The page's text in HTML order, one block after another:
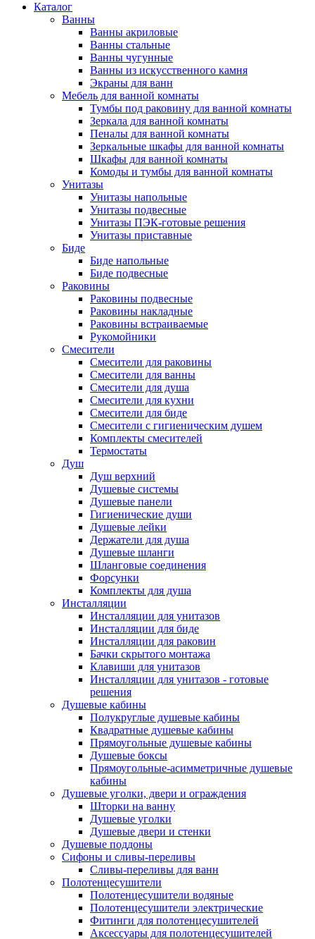
Каталог
Ванны
Ванны акриловые
Ванны стальные
Ванны чугунные
Ванны из искусственного камня
Экраны для ванн
Мебель для ванной комнаты
Тумбы под раковину для ванной комнаты
Зеркала для ванной комнаты
Пеналы для ванной комнаты
Зеркальные шкафы для ванной комнаты
Шкафы для ванной комнаты
Комоды и тумбы для ванной комнаты
Унитазы
Унитазы напольные
Унитазы подвесные
Унитазы ПЭК-готовые решения
Унитазы приставные
Биде
Биде напольные
Биде подвесные
Раковины
Раковины подвесные
Раковины накладные
Раковины встраиваемые
Рукомойники
Смесители
Смесители для раковины
Смесители для ванны
Смесители для душа
Смесители для кухни
Смесители для биде
Смесители с гигиеническим душем
Комплекты смесителей
Термостаты
Душ
Душ верхний
Душевые системы
Душевые панели
Гигиенические души
Душевые лейки
Держатели для душа
Душевые шланги
Шланговые соединения
Форсунки
Комплекты для душа
Инсталляции
Инсталляции для унитазов
Инсталляции для биде
Инсталляции для раковин
Бачки скрытого монтажа
Клавиши для унитазов
Инсталляции для унитазов - готовые
решения
Душевые кабины
Полукруглые душевые кабины
Квадратные душевые кабины
Прямоугольные душевые кабины
Душевые боксы
Прямоугольные-асимметричные душевые
кабины
Душевые уголки, двери и ограждения
Шторки на ванну
Душевые уголки
Душевые двери и стенки
Душевые поддоны
Сифоны и сливы-переливы
Сливы-переливы для ванн
Полотенцесушители
Полотенцесушители водяные
Полотенцесушители электрические
Фитинги для полотенцесушителей
Аксессуары для полотенцесушителей